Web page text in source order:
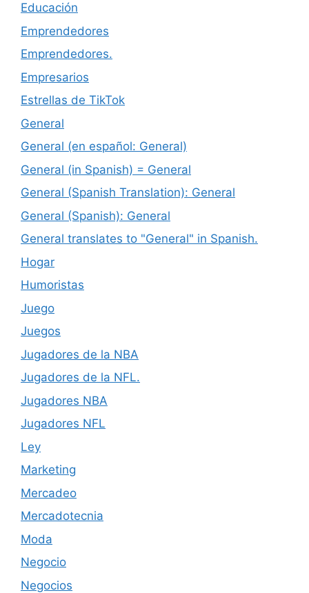
Educación
Emprendedores
Emprendedores.
Empresarios
Estrellas de TikTok
General
General (en español: General)
General (in Spanish) = General
General (Spanish Translation): General
General (Spanish): General
General translates to "General" in Spanish.
Hogar
Humoristas
Juego
Juegos
Jugadores de la NBA
Jugadores de la NFL.
Jugadores NBA
Jugadores NFL
Ley
Marketing
Mercadeo
Mercadotecnia
Moda
Negocio
Negocios